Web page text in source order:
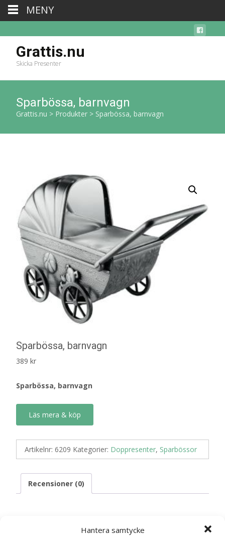
Hantera samtycke
Grattis.nu
Skicka Presenter
Sparbössa, barnvagn
Grattis.nu > Produkter > Sparbössa, barnvagn
Sparbössa, barnvagn
389 kr
Sparbössa, barnvagn
Läs mera & köp
Artikelnr: 6209 Kategorier: Doppresenter, Sparbössor
Recensioner (0)
Recensioner
MENY